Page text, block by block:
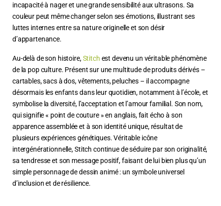
incapacité à nager et une grande sensibilité aux ultrasons. Sa
couleur peut même changer selon ses émotions, illustrant ses
luttes internes entre sa nature originelle et son désir
d’appartenance.
Au-delà de son histoire,Stitch est devenu un véritable phénomène
de la pop culture. Présent sur une multitude de produits dérivés –
cartables, sacs à dos, vêtements, peluches – il accompagne
désormais les enfants dans leur quotidien, notamment à l’école, et
symbolise la diversité, l’acceptation et l’amour familial. Son nom,
qui signifie « point de couture » en anglais, fait écho à son
apparence assemblée et à son identité unique, résultat de
plusieurs expériences génétiques. Véritable icône
intergénérationnelle, Stitch continue de séduire par son originalité,
sa tendresse et son message positif, faisant de lui bien plus qu’un
simple personnage de dessin animé : un symbole universel
d’inclusion et de résilience.